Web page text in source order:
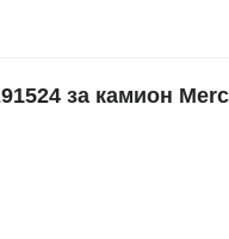
за камион